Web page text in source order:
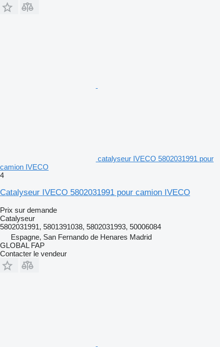
catalyseur IVECO 5802031991 pour
camion IVECO
4
Catalyseur IVECO 5802031991 pour camion IVECO
Prix sur demande
Catalyseur
5802031991, 5801391038, 5802031993, 50006084
Espagne, San Fernando de Henares Madrid
GLOBAL FAP
Contacter le vendeur